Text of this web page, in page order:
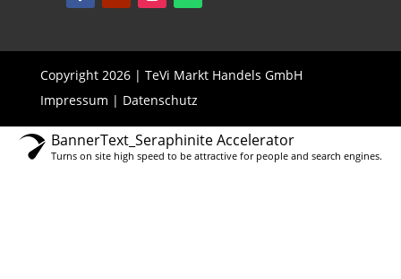
Copyright 2026 | TeVi Markt Handels GmbH
Impressum | Datenschutz
BannerText_Seraphinite Accelerator
Turns on site high speed to be attractive for people and search engines.